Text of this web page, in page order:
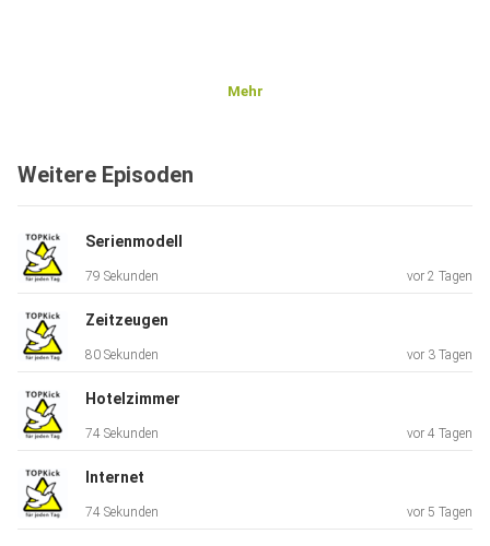
Mehr
Weitere Episoden
Serienmodell
79 Sekunden vor 2 Tagen
Zeitzeugen
80 Sekunden vor 3 Tagen
Hotelzimmer
74 Sekunden vor 4 Tagen
Internet
74 Sekunden vor 5 Tagen